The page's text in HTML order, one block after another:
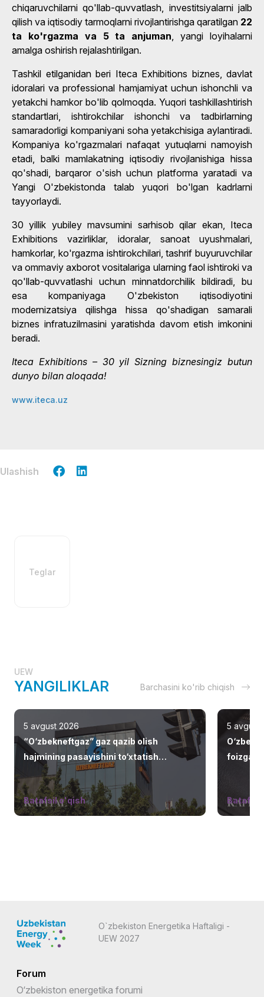
chiqaruvchilarni qo'llab-quvvatlash, investitsiyalarni jalb
qilish va iqtisodiy tarmoqlarni rivojlantirishga qaratilgan 22
ta ko'rgazma va 5 ta anjuman , yangi loyihalarni
amalga oshirish rejalashtirilgan.
Tashkil etilganidan beri Iteca Exhibitions biznes, davlat
idoralari va professional hamjamiyat uchun ishonchli va
yetakchi hamkor bo'lib qolmoqda. Yuqori tashkillashtirish
standartlari, ishtirokchilar ishonchi va tadbirlarning
samaradorligi kompaniyani soha yetakchisiga aylantiradi.
Kompaniya ko'rgazmalari nafaqat yutuqlarni namoyish
etadi, balki mamlakatning iqtisodiy rivojlanishiga hissa
qo'shadi, barqaror o'sish uchun platforma yaratadi va
Yangi O'zbekistonda talab yuqori bo'lgan kadrlarni
tayyorlaydi.
30 yillik yubiley mavsumini sarhisob qilar ekan, Iteca
Exhibitions vazirliklar, idoralar, sanoat uyushmalari,
hamkorlar, ko'rgazma ishtirokchilari, tashrif buyuruvchilar
va ommaviy axborot vositalariga ularning faol ishtiroki va
qo'llab-quvvatlashi uchun minnatdorchilik bildiradi, bu
esa kompaniyaga O'zbekiston iqtisodiyotini
modernizatsiya qilishga hissa qo'shadigan samarali
biznes infratuzilmasini yaratishda davom etish imkonini
beradi.
Iteca Exhibitions – 30 yil Sizning biznesingiz butun
dunyo bilan aloqada!
www.iteca.uz
Ulashish
Teglar
UEW
YANGILIKLAR Barchasini ko'rib chiqish
5 avgust 2026
“O‘zbekneftgaz” gaz qazib olish
hajmining pasayishini to‘xtatish
choralarini ishlab chiqadi
Batafsil o'qish
5 avgust
foizga
Batafsil
O`zbekiston Energetika Haftaligi -
UEW 2027
Forum
O‘zbekiston energetika forumi